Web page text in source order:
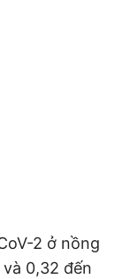
2 ở nồng
0,32 đến